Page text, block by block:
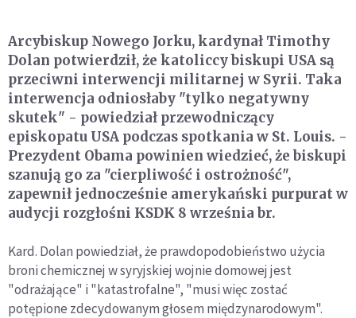
Arcybiskup Nowego Jorku, kardynał Timothy
Dolan potwierdził, że katoliccy biskupi USA są
przeciwni interwencji militarnej w Syrii. Taka
interwencja odniosłaby "tylko negatywny
skutek" - powiedział przewodniczący
episkopatu USA podczas spotkania w St. Louis. -
Prezydent Obama powinien wiedzieć, że biskupi
szanują go za "cierpliwość i ostrożność",
zapewnił jednocześnie amerykański purpurat w
audycji rozgłośni KSDK 8 września br.
Kard. Dolan powiedział, że prawdopodobieństwo użycia
broni chemicznej w syryjskiej wojnie domowej jest
"odrażające" i "katastrofalne", "musi więc zostać
potępione zdecydowanym głosem międzynarodowym".